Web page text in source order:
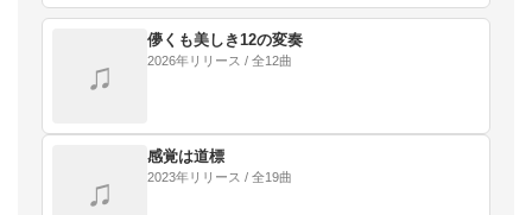
結成された。1998年にシングル『東京』でメジャー・
♫
儚くも美しき12の変奏
2026年リリース / 全12曲
♫
感覚は道標
2023年リリース / 全19曲